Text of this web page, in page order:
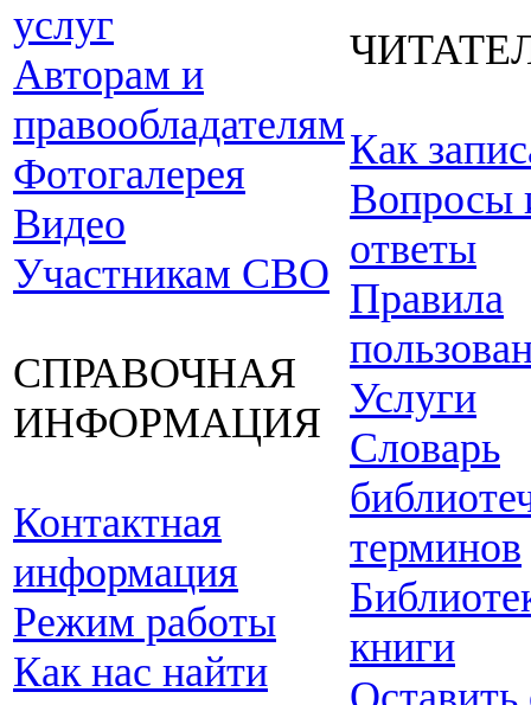
услуг
Авторам и
правообладателям
Фотогалерея
Видео
Участникам СВО
СПРАВОЧНАЯ
ИНФОРМАЦИЯ
Контактная
информация
Режим работы
Как нас найти
Как
Вопросы
ответы
Правила
Услуги
Словарь
терминов
книги